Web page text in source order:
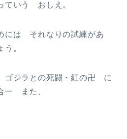
ていう おしえ。
には それなりの試練があ
。
ゴジラとの死闘・紅の卍 に
一 また、